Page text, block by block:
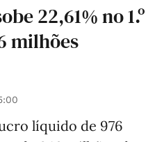
22,61% no 1.º
milhões
líquido de 976